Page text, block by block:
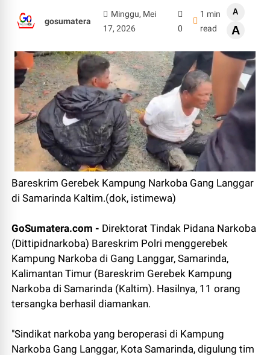
gosumatera
Minggu, Mei
17, 2026
0
1 min
read
A
A
Bareskrim Gerebek Kampung Narkoba Gang Langgar
di Samarinda Kaltim.(dok, istimewa)
GoSumatera.com - Direktorat Tindak Pidana Narkoba
(Dittipidnarkoba) Bareskrim Polri menggerebek
Kampung Narkoba di Gang Langgar, Samarinda,
Kalimantan Timur (Bareskrim Gerebek Kampung
Narkoba di Samarinda (Kaltim). Hasilnya, 11 orang
tersangka berhasil diamankan.
"Sindikat narkoba yang beroperasi di Kampung
Narkoba Gang Langgar, Kota Samarinda, digulung tim